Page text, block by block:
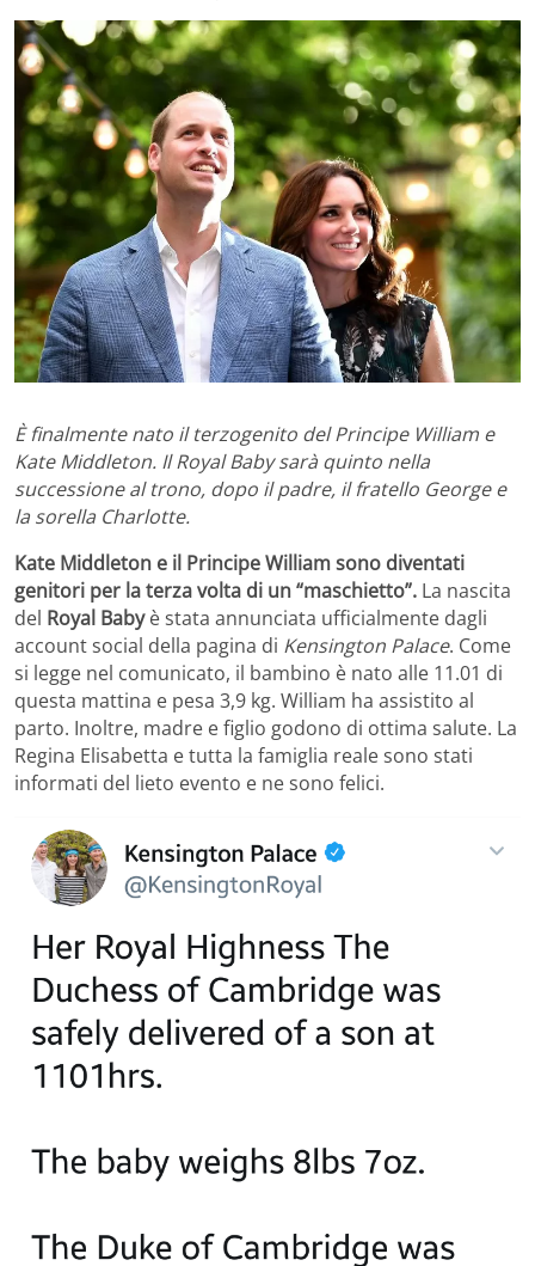
È finalmente nato il terzogenito del Principe William e
Kate Middleton. Il Royal Baby sarà quinto nella
successione al trono, dopo il padre, il fratello George e
la sorella Charlotte.
Kate Middleton e il Principe William sono diventati
genitori per la terza volta di un “maschietto”. La nascita
del Royal Babyè stata annunciata ufficialmente dagli
account social della pagina di Kensington Palace. Come
si legge nel comunicato, il bambino è nato alle 11.01 di
questa mattina e pesa 3,9 kg. William ha assistito al
parto. Inoltre, madre e figlio godono di ottima salute. La
Regina Elisabetta e tutta la famiglia reale sono stati
informati del lieto evento e ne sono felici.